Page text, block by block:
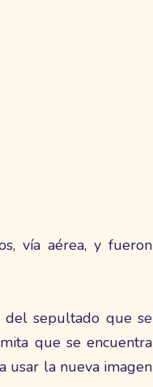
vía aérea, y fueron
sepultado que se
que se encuentra
usar la nueva imagen